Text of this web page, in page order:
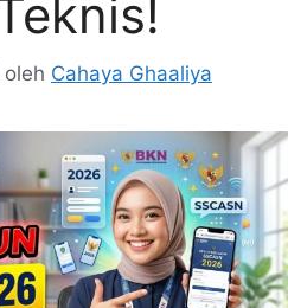
oleh Cahaya Ghaaliya